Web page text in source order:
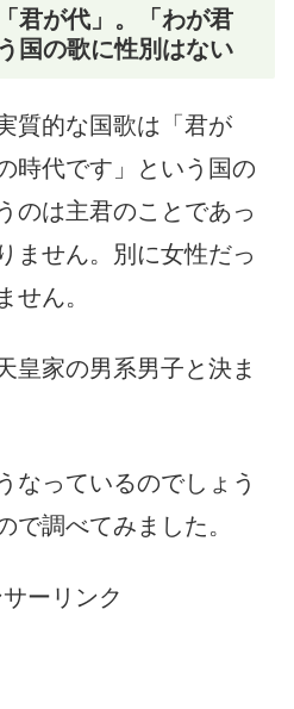
君が代」。「わが君
国の歌に性別はない
質的な国歌は「君が
時代です」という国の
のは主君のことであっ
ません。別に女性だっ
せん。
皇家の男系男子と決ま
なっているのでしょう
調べてみました。
ーリンク